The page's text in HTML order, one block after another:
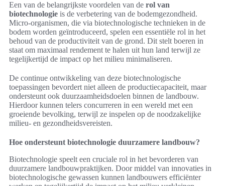
Een van de belangrijkste voordelen van de rol van
biotechnologie is de verbetering van de bodemgezondheid.
Micro-organismen, die via biotechnologische technieken in de
bodem worden geïntroduceerd, spelen een essentiële rol in het
behoud van de productiviteit van de grond. Dit stelt boeren in
staat om maximaal rendement te halen uit hun land terwijl ze
tegelijkertijd de impact op het milieu minimaliseren.
De continue ontwikkeling van deze biotechnologische
toepassingen bevordert niet alleen de productiecapaciteit, maar
ondersteunt ook duurzaamheidsdoelen binnen de landbouw.
Hierdoor kunnen telers concurreren in een wereld met een
groeiende bevolking, terwijl ze inspelen op de noodzakelijke
milieu- en gezondheidsvereisten.
Hoe ondersteunt biotechnologie duurzamere landbouw?
Biotechnologie speelt een cruciale rol in het bevorderen van
duurzamere landbouwpraktijken. Door middel van innovaties in
biotechnologische gewassen kunnen landbouwers efficiënter